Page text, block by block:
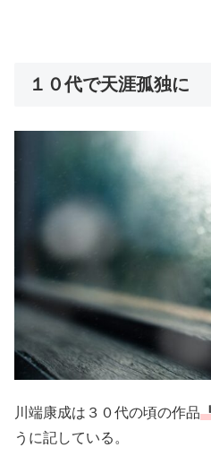
１０代で天涯孤独に
川端康成は３０代の頃の作品
うに記している。